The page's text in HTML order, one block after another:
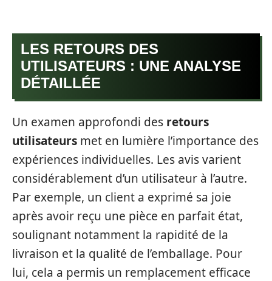
LES RETOURS DES
UTILISATEURS : UNE ANALYSE
DÉTAILLÉE
Un examen approfondi des retours
utilisateurs met en lumière l’importance des
expériences individuelles. Les avis varient
considérablement d’un utilisateur à l’autre.
Par exemple, un client a exprimé sa joie
après avoir reçu une pièce en parfait état,
soulignant notamment la rapidité de la
livraison et la qualité de l’emballage. Pour
lui, cela a permis un remplacement efficace